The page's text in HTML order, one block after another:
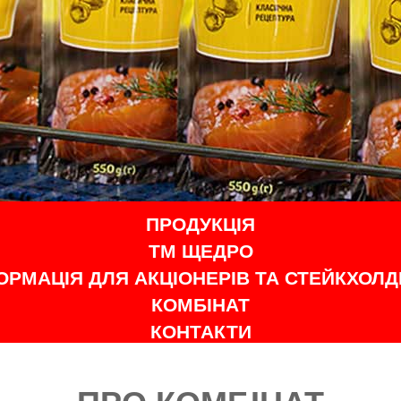
ПРОДУКЦІЯ
ТМ ЩЕДРО
ДЛЯ АКЦІОНЕРІВ ТА
КОМБІНАТ
КОНТАКТИ